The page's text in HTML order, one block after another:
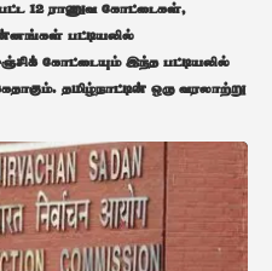
12 ராணுவ கோட்டைகள்,
பட்டியலில்
கோட்டையும் இந்த பட்டியலில்
தமிழ்நாட்டின் ஒரு வரலாற்று